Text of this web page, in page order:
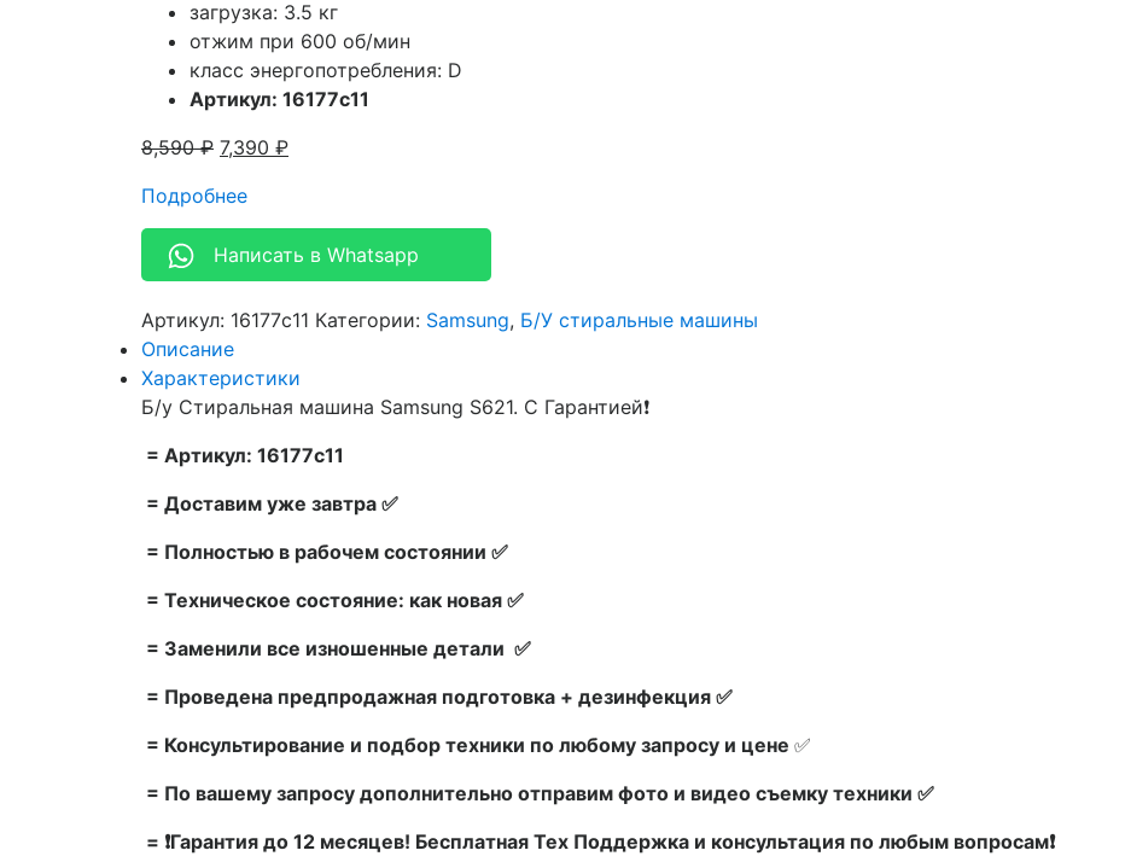
загрузка: 3.5 кг
отжим при 600 об/мин
класс энергопотребления: D
Артикул: 16177c11
8,590₽ 7,390 ₽
Подробнее
Написать в Whatsapp
Артикул: 16177c11 Категории: Samsung, Б/У стиральные машины
Описание
Характеристики
Б/у Стиральная машина Samsung S621. С Гарантией❗
= Артикул: 16177c11
= Доставим уже завтра ✅
= Полностью в рабочем состоянии ✅
= Техническое состояние: как новая ✅
= Заменили все изношенные детали ✅
= Проведена предпродажная подготовка + дезинфекция ✅
= Консультирование и подбор техники по любому запросу и цене ✅
= По вашему запросу дополнительно отправим фото и видео съемку техники ✅
= ❗Гарантия до 12 месяцев! Бесплатная Тех Поддержка и консультация по любым вопросам❗